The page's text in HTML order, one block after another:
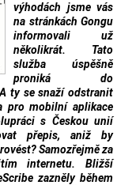
výhodách jsme vás
na stránkách Gongu
informovali už
několikrát. Tato
služba úspěšně
proniká do
ty se snaží odstranit
pro mobilní aplikace
s Českou unií
přepis, aniž by
Samozřejmě za
internetu. Bližší
zazněly během